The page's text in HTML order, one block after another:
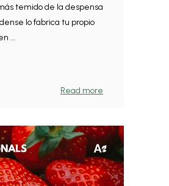
temido de la despensa
lo fabrica tu propio
...
Read more